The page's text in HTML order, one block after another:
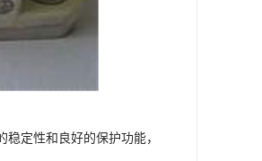
定性和良好的保护功能，